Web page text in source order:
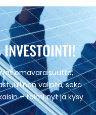
omavaraisuutta,
valinta, sekä
– toimi nyt ja kysy